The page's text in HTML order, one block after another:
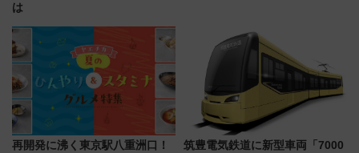
は
再開発に沸く東京駅八重洲口！
筑豊電気鉄道に新型車両「7000